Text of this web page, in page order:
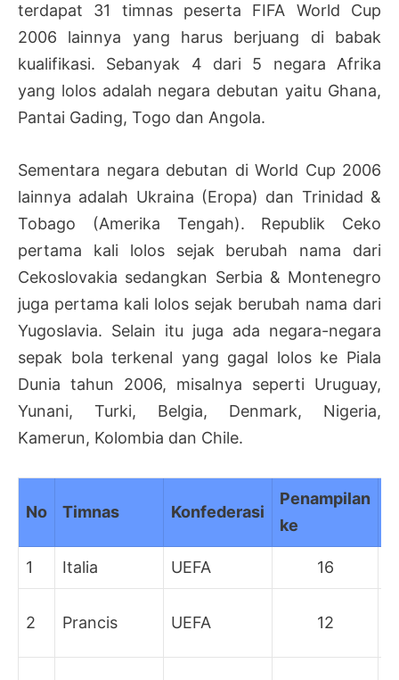
terdapat 31 timnas peserta FIFA World Cup
2006 lainnya yang harus berjuang di babak
kualifikasi. Sebanyak 4 dari 5 negara Afrika
yang lolos adalah negara debutan yaitu Ghana,
Pantai Gading, Togo dan Angola.
Sementara negara debutan di World Cup 2006
lainnya adalah Ukraina (Eropa) dan Trinidad &
Tobago (Amerika Tengah). Republik Ceko
pertama kali lolos sejak berubah nama dari
Cekoslovakia sedangkan Serbia & Montenegro
juga pertama kali lolos sejak berubah nama dari
Yugoslavia. Selain itu juga ada negara-negara
sepak bola terkenal yang gagal lolos ke Piala
Dunia tahun 2006, misalnya seperti Uruguay,
Yunani, Turki, Belgia, Denmark, Nigeria,
Kamerun, Kolombia dan Chile.
No Timnas Konfederasi
Penampilan
ke
1 Italia UEFA 16
2 Prancis UEFA 12